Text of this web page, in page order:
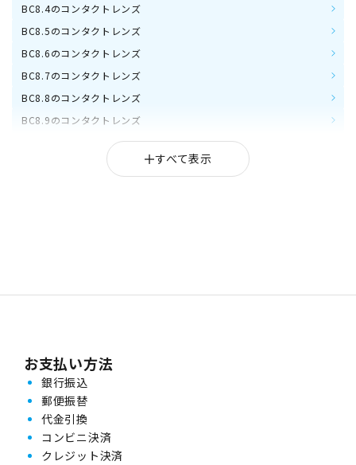
BC8.4のコンタクトレンズ
BC8.5のコンタクトレンズ
BC8.6のコンタクトレンズ
BC8.7のコンタクトレンズ
BC8.8のコンタクトレンズ
BC8.9のコンタクトレンズ
BC9.0のコンタクトレンズ
お支払い方法
銀行振込
郵便振替
代金引換
コンビニ決済
クレジット決済